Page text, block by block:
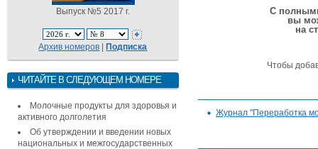
Выпуск №5 2017 г.
Архив номеров |Подписка
ЧИТАЙТЕ В СЛЕДУЮЩЕМ НОМЕРЕ
Молочные продукты для здоровья и
активного долголетия
Об утверждении и введении новых
национальных и межгосударственных
С
вы
на
Чтобы
Журнал "Переработка